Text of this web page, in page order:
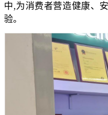
中,为消费者营造健康、
验。